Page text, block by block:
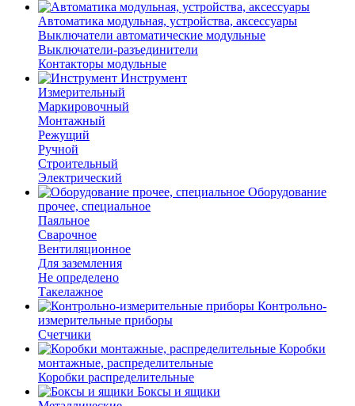
Автоматика модульная, устройства, аксессуары
Выключатели автоматические модульные
Выключатели-разъединители
Контакторы модульные
Инструмент
Измерительный
Маркировочный
Монтажный
Режущий
Ручной
Строительный
Электрический
Оборудование
прочее, специальное
Паяльное
Сварочное
Вентиляционное
Для заземления
Не определено
Такелажное
Контрольно-
измерительные приборы
Счетчики
Коробки
монтажные, распределительные
Коробки распределительные
Боксы и ящики